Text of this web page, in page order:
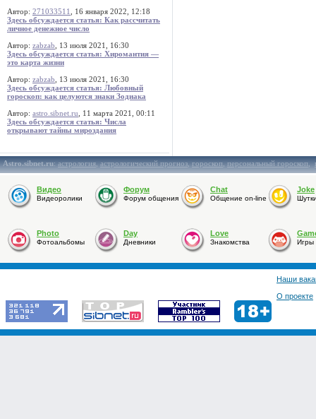
Автор: 271033511
, 16 января 2022, 12:18
Здесь обсуждается статья: Как рассчитать
личное денежное число
Автор: zabzab , 13 июля 2021, 16:30
Здесь обсуждается статья: Хиромантия —
это карта жизни
Автор: zabzab , 13 июля 2021, 16:30
Здесь обсуждается статья: Любовный
гороскоп: как целуются знаки Зодиака
Автор: astro.sibnet.ru , 11 марта 2021, 00:11
Здесь обсуждается статья: Числа
открывают тайны мироздания
Astro.sibnet.ru:астрология,астрологический прогноз,гороскоп,персональный гороскоп,
Видео
Видеоролики
Форум
Форум общения
Chat
Общение on-line
Joke
Photo
Фотоальбомы
Day
Дневники
Love
Знакомства Игры
Наши
О проекте